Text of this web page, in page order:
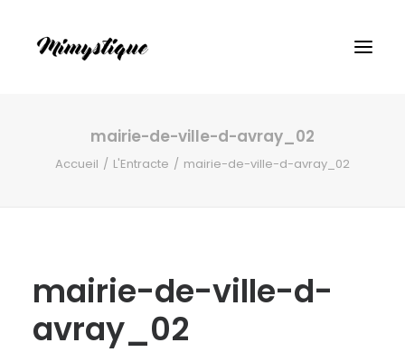
mairie-de-ville-d-avray_02
Accueil L'Entracte mairie-de-ville-d-avray_02
mairie-de-ville-d-
avray_02